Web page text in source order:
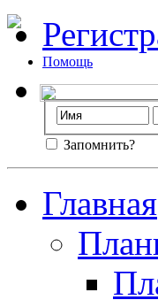
Помощь
Запомнить?
Главная